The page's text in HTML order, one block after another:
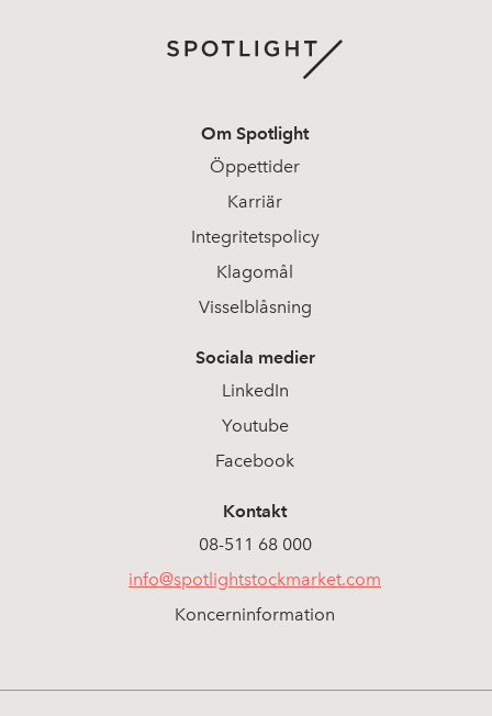
Om Spotlight
Öppettider
Karriär
Integritetspolicy
Klagomål
Visselblåsning
Sociala medier
LinkedIn
Youtube
Facebook
Kontakt
08-511 68 000
info@spotlightstockmarket.com
Koncerninformation